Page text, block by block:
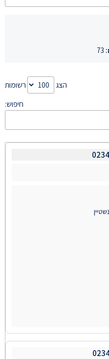
הצג
רשומות
חיפוש: